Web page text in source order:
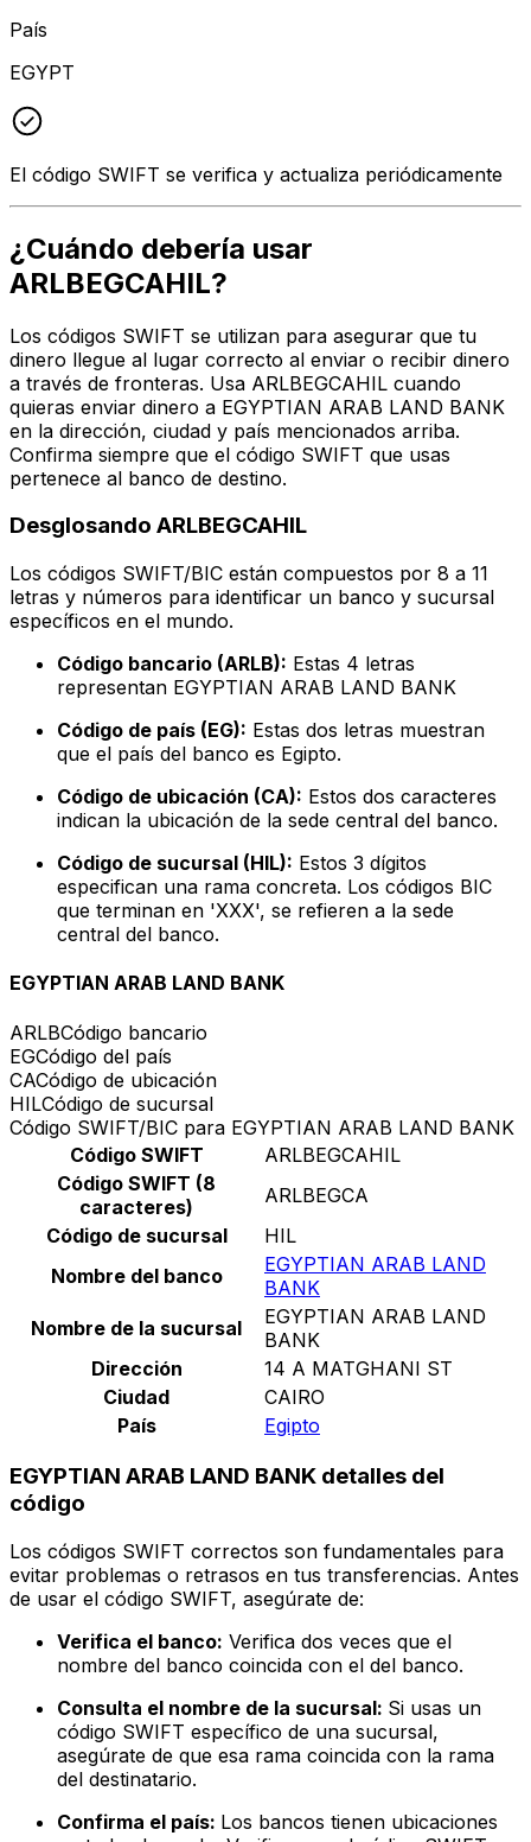
País
EGYPT
El código SWIFT se verifica y actualiza periódicamente
¿Cuándo debería usar
ARLBEGCAHIL?
Los códigos SWIFT se utilizan para asegurar que tu
dinero llegue al lugar correcto al enviar o recibir dinero
a través de fronteras. Usa ARLBEGCAHIL cuando
quieras enviar dinero a EGYPTIAN ARAB LAND BANK
en la dirección, ciudad y país mencionados arriba.
Confirma siempre que el código SWIFT que usas
pertenece al banco de destino.
Desglosando ARLBEGCAHIL
Los códigos SWIFT/BIC están compuestos por 8 a 11
letras y números para identificar un banco y sucursal
específicos en el mundo.
Código bancario (ARLB): Estas 4 letras
representan EGYPTIAN ARAB LAND BANK
Código de país (EG): Estas dos letras muestran
que el país del banco es Egipto.
Código de ubicación (CA): Estos dos caracteres
indican la ubicación de la sede central del banco.
Código de sucursal (HIL): Estos 3 dígitos
especifican una rama concreta. Los códigos BIC
que terminan en 'XXX', se refieren a la sede
central del banco.
EGYPTIAN ARAB LAND BANK
ARLBCódigo bancario
EGCódigo del país
CACódigo de ubicación
HILCódigo de sucursal
Código SWIFT/BIC para EGYPTIAN ARAB LAND BANK
Código SWIFT
ARLBEGCAHIL
Código SWIFT (8
caracteres)
ARLBEGCA
Código de sucursal
HIL
Nombre del banco
EGYPTIAN ARAB LAND
BANK
Nombre de la sucursal
EGYPTIAN ARAB LAND
BANK
Dirección
14 A MATGHANI ST
Ciudad
CAIRO
País
Egipto
EGYPTIAN ARAB LAND BANK detalles del
código
Los códigos SWIFT correctos son fundamentales para
evitar problemas o retrasos en tus transferencias. Antes
de usar el código SWIFT, asegúrate de:
Verifica el banco: Verifica dos veces que el
nombre del banco coincida con el del banco.
Consulta el nombre de la sucursal: Si usas un
código SWIFT específico de una sucursal,
asegúrate de que esa rama coincida con la rama
del destinatario.
Confirma el país: Los bancos tienen ubicaciones